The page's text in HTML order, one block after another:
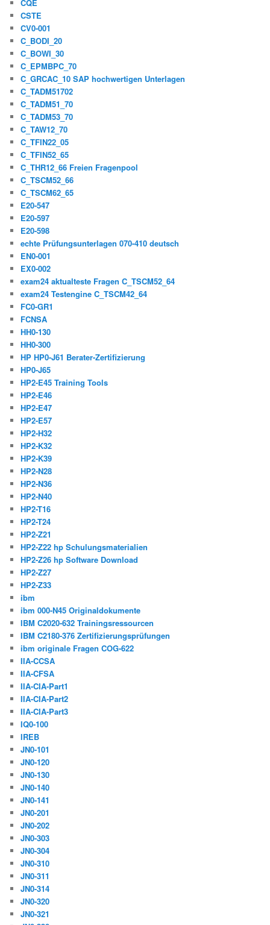
CQE
CSTE
CV0-001
C_BODI_20
C_BOWI_30
C_EPMBPC_70
C_GRCAC_10 SAP hochwertigen Unterlagen
C_TADM51702
C_TADM51_70
C_TADM53_70
C_TAW12_70
C_TFIN22_05
C_TFIN52_65
C_THR12_66 Freien Fragenpool
C_TSCM52_66
C_TSCM62_65
E20-547
E20-597
E20-598
echte Prüfungsunterlagen 070-410 deutsch
EN0-001
EX0-002
exam24 aktualteste Fragen C_TSCM52_64
exam24 Testengine C_TSCM42_64
FC0-GR1
FCNSA
HH0-130
HH0-300
HP HP0-J61 Berater-Zertifizierung
HP0-J65
HP2-E45 Training Tools
HP2-E46
HP2-E47
HP2-E57
HP2-H32
HP2-K32
HP2-K39
HP2-N28
HP2-N36
HP2-N40
HP2-T16
HP2-T24
HP2-Z21
HP2-Z22 hp Schulungsmaterialien
HP2-Z26 hp Software Download
HP2-Z27
HP2-Z33
ibm
ibm 000-N45 Originaldokumente
IBM C2020-632 Trainingsressourcen
IBM C2180-376 Zertifizierungsprüfungen
ibm originale Fragen COG-622
IIA-CCSA
IIA-CFSA
IIA-CIA-Part1
IIA-CIA-Part2
IIA-CIA-Part3
IQ0-100
IREB
JN0-101
JN0-120
JN0-130
JN0-140
JN0-141
JN0-201
JN0-202
JN0-303
JN0-304
JN0-310
JN0-311
JN0-314
JN0-320
JN0-321